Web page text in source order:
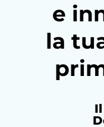
e
la